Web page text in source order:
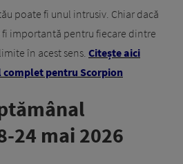
poate fi unul intrusiv. Chiar dacă
importantă pentru fiecare dintre
în acest sens. Citește aici
pentru Scorpion
24 mai 2026